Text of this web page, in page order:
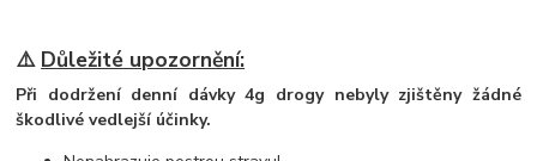
⚠️ Důležité upozornění:
Při dodržení denní dávky 4g drogy nebyly zjištěny žádné
škodlivé vedlejší účinky.